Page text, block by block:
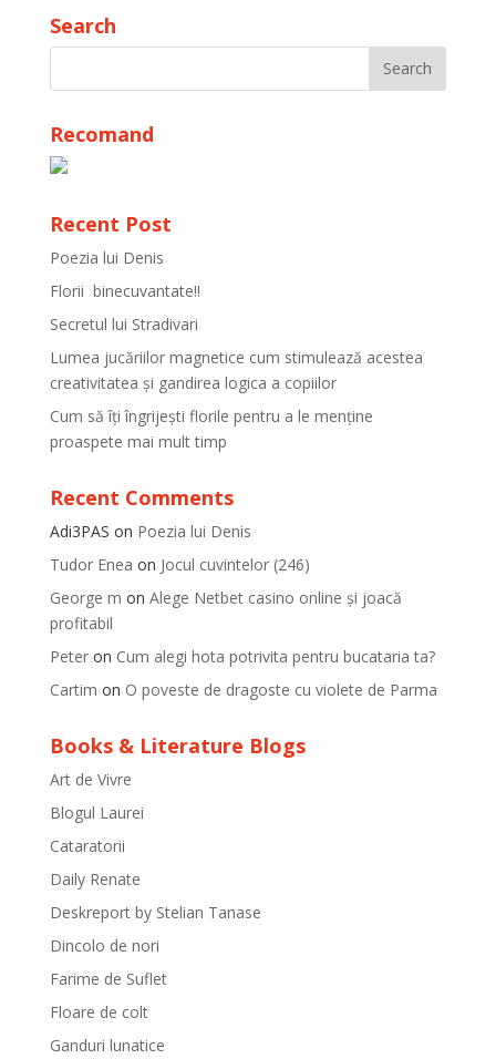
Search
Recomand
Recent Post
Poezia lui Denis
Florii binecuvantate!!
Secretul lui Stradivari
Lumea jucăriilor magnetice cum stimulează acestea
creativitatea și gandirea logica a copiilor
Cum să îți îngrijești florile pentru a le menține
proaspete mai mult timp
Recent Comments
Adi3PAS on Poezia lui Denis
Tudor Enea on Jocul cuvintelor (246)
George m on Alege Netbet casino online și joacă
profitabil
Peteron Cum alegi hota potrivita pentru bucataria ta?
Cartim on O poveste de dragoste cu violete de Parma
Books & Literature Blogs
Art de Vivre
Blogul Laurei
Cataratorii
Daily Renate
Deskreport by Stelian Tanase
Dincolo de nori
Farime de Suflet
Floare de colt
Ganduri lunatice